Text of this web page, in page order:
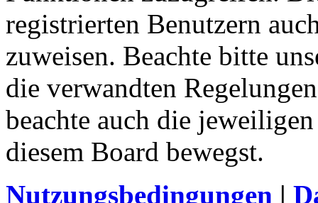
registrierten Benutzern
zuweisen. Beachte bitte
die verwandten
beachte auch die
diesem Board bewegst.
Nutzungsbedingungen |